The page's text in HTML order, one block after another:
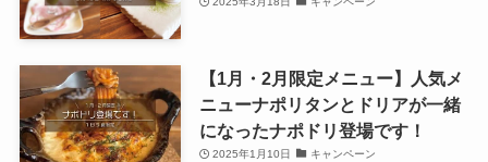
【1月・2月限定メニュー】人気メ
ニューナポリタンとドリアが一緒
になったナポドリ登場です！
2025年1月10日 キャンペーン